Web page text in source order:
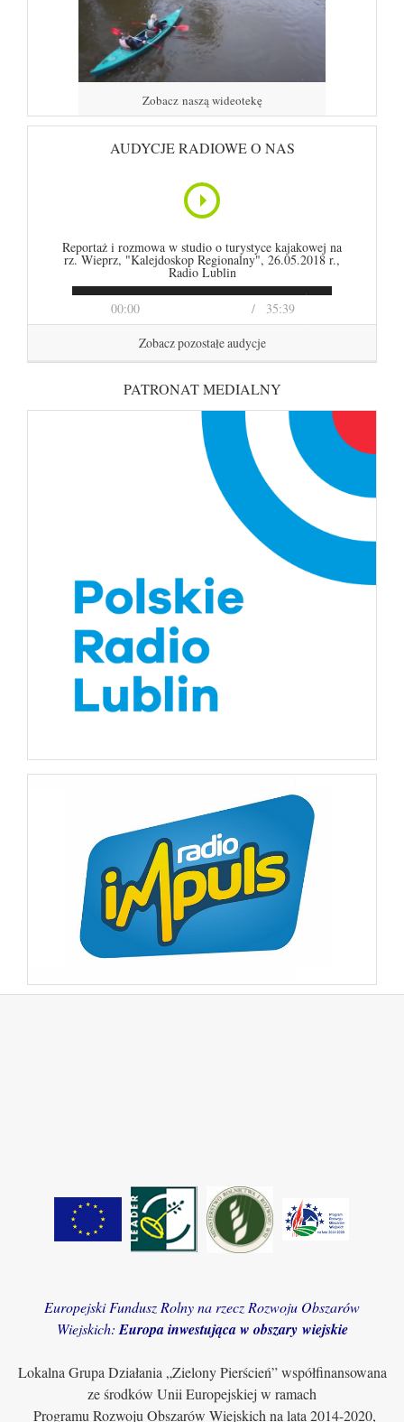
Zobacz naszą wideotekę
AUDYCJE RADIOWE O NAS
00:00 35:39
Reportaż i rozmowa w studio o turystyce kajakowej na
rz. Wieprz, "Kalejdoskop Regionalny", 26.05.2018 r.,
Radio Lublin
Zobacz pozostałe audycje
PATRONAT MEDIALNY
Europejski Fundusz Rolny na rzecz Rozwoju Obszarów
Wiejskich: Europa inwestująca w obszary wiejskie
Lokalna Grupa Działania „Zielony Pierścień” współfinansowana
ze środków Unii Europejskiej w ramach
Programu Rozwoju Obszarów Wiejskich na lata 2014-2020,